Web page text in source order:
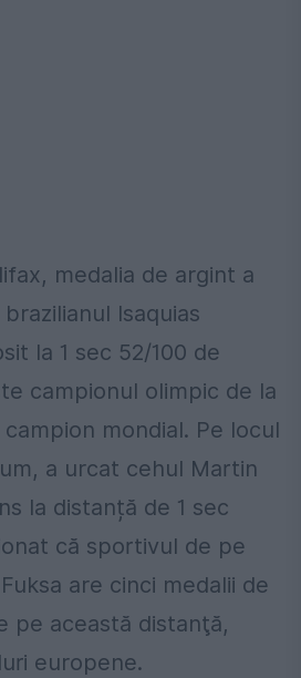
medalia de argint a
Isaquias
la 1 sec 52/100 de
campionul olimpic de la
mondial. Pe locul
a urcat cehul Martin
la distanță de 1 sec
că sportivul de pe
are cinci medalii de
pe această distanţă,
europene.